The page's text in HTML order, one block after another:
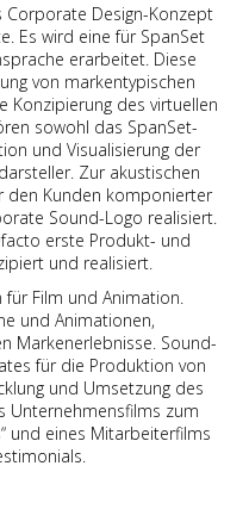
Design-Konzept
Es wird eine für SpanSet
erarbeitet. Diese
von markentypischen
Konzipierung des virtuellen
sowohl das SpanSet-
und Visualisierung der
Zur akustischen
den Kunden komponierter
Sound-Logo realisiert.
erste Produkt- und
und realisiert.
Film und Animation.
und Animationen,
Markenerlebnisse. Sound-
für die Produktion von
und Umsetzung des
Unternehmensfilms zum
und eines Mitarbeiterfilms